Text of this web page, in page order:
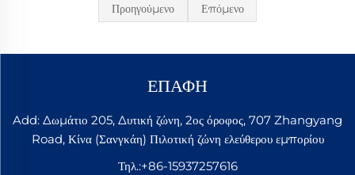
Προηγούμενο Επόμενο
ΕΠΑΦΗ
Add: Δωμάτιο 205, Δυτική ζώνη, 2ος όροφος, 707 Zhangyang
Road, Κίνα (Σανγκάη) Πιλοτική ζώνη ελεύθερου εμπορίου
Τηλ.:+86-15937257616